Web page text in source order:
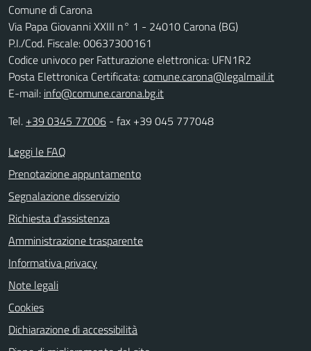
Comune di Carona
Via Papa Giovanni XXIII n° 1 - 24010 Carona (BG)
P.I./Cod. Fiscale: 00637300161
Codice univoco per Fatturazione elettronica: UFN1R2
Posta Elettronica Certificata:comune.carona@legalmail.it
E-mail: info@comune.carona.bg.it
Tel. +39 0345 77006 - fax +39 045 777048
Leggi le FAQ
Prenotazione appuntamento
Segnalazione disservizio
Richiesta d'assistenza
Amministrazione trasparente
Informativa privacy
Note legali
Cookies
Dichiarazione di accessibilità